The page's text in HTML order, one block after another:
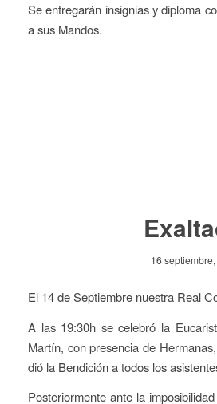
Se entregarán insignias y diploma
a sus Mandos.
16
El 14 de Septiembre nuestra Real
A las 19:30h se celebró la
Martín, con presencia de
dió la Bendición a todos los
Posteriormente ante la